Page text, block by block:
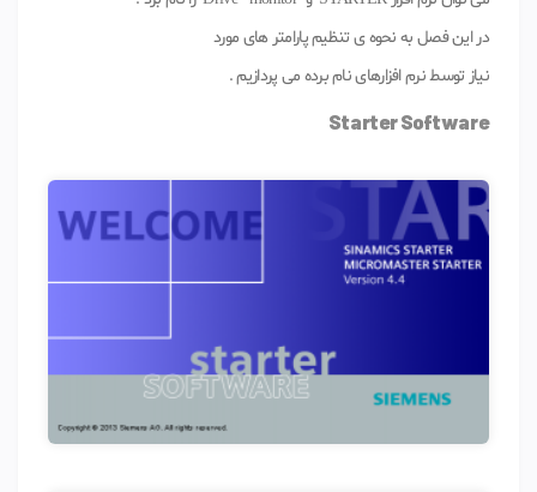
در این فصل به نحوه ی تنظیم پارامتر های مورد
نیاز توسط نرم افزارهای نام برده می پردازیم .
Starter Software